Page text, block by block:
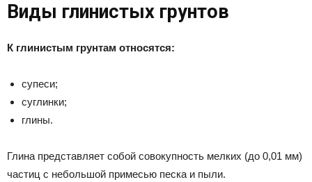
Виды глинистых грунтов
К глинистым грунтам относятся:
супеси;
суглинки;
глины.
Глина представляет собой совокупность мелких (до 0,01 мм)
частиц с небольшой примесью песка и пыли.